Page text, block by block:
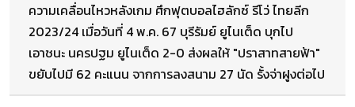
ความเคลื่อนไหวหลังเกม ศึกฟุตบอลไฮลักซ์ รีโว่ ไทยลีก
2023/24 เมื่อวันที่ 4 พ.ค. 67 บุรีรัมย์ ยูไนเต็ด บุกไป
เอาชนะ นครปฐม ยูไนเต็ด 2-0 ส่งผลให้ "ปราสาทสายฟ้า"
ขยับไปมี 62 คะแนน จากการลงสนาม 27 นัด รั้งจ่าฝูงต่อไป